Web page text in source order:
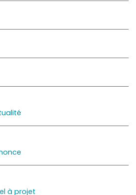
publications)
à projet